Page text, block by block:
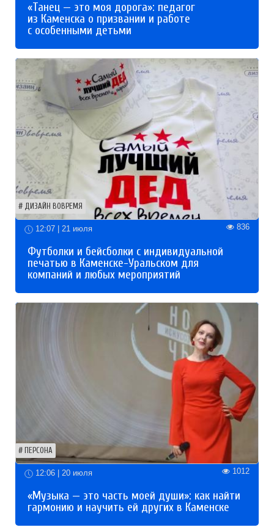
«Танец — это моя дорога»: педагог
из Каменска о призвании и работе
с особенными детьми
ДИЗАЙН ВОВРЕМЯ
12:07 | 21 июля 836
Футболки и бейсболки с индивидуальной
печатью в Каменске-Уральском для
компаний и любых мероприятий
ПЕРСОНА
12:06 | 20 июля 1012
«Музыка — это часть моей души»: как найти
гармонию и научить ей других в Каменске